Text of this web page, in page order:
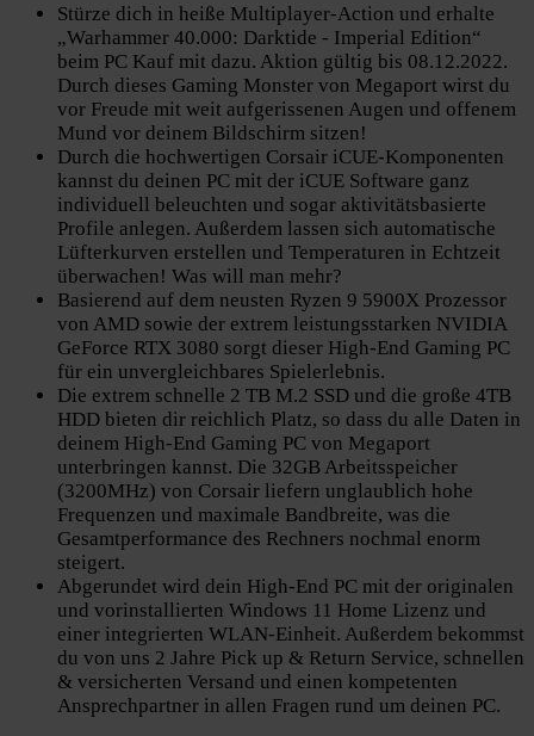
Stürze dich in heiße Multiplayer-Action und erhalte
„Warhammer 40.000: Darktide - Imperial Edition“
beim PC Kauf mit dazu. Aktion gültig bis 08.12.2022.
Durch dieses Gaming Monster von Megaport wirst du
vor Freude mit weit aufgerissenen Augen und offenem
Mund vor deinem Bildschirm sitzen!
Durch die hochwertigen Corsair iCUE-Komponenten
kannst du deinen PC mit der iCUE Software ganz
individuell beleuchten und sogar aktivitätsbasierte
Profile anlegen. Außerdem lassen sich automatische
Lüfterkurven erstellen und Temperaturen in Echtzeit
überwachen! Was will man mehr?
Basierend auf dem neusten Ryzen 9 5900X Prozessor
von AMD sowie der extrem leistungsstarken NVIDIA
GeForce RTX 3080 sorgt dieser High-End Gaming PC
für ein unvergleichbares Spielerlebnis.
Die extrem schnelle 2 TB M.2 SSD und die große 4TB
HDD bieten dir reichlich Platz, so dass du alle Daten in
deinem High-End Gaming PC von Megaport
unterbringen kannst. Die 32GB Arbeitsspeicher
(3200MHz) von Corsair liefern unglaublich hohe
Frequenzen und maximale Bandbreite, was die
Gesamtperformance des Rechners nochmal enorm
steigert.
Abgerundet wird dein High-End PC mit der originalen
und vorinstallierten Windows 11 Home Lizenz und
einer integrierten WLAN-Einheit. Außerdem bekommst
du von uns 2 Jahre Pick up & Return Service, schnellen
& versicherten Versand und einen kompetenten
Ansprechpartner in allen Fragen rund um deinen PC.